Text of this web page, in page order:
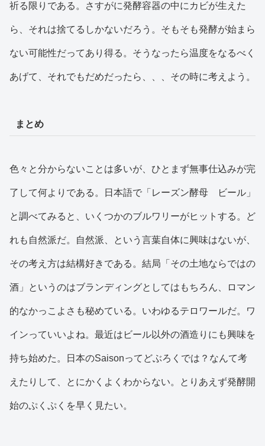
祈る限りである。さすがに発酵容器の中にカビが生えた
ら、それは捨てるしかないだろう。そもそも発酵が始まら
ない可能性だってあり得る。そうなったら温度をなるべく
あげて、それでもだめだったら、、、その時に考えよう。
まとめ
色々と分からないことは多いが、ひとまず無事仕込みが完
了して何よりである。日本語で「レーズン酵母 ビール」
と調べてみると、いくつかのブルワリーがヒットする。ど
れも自然派だ。自然派、という言葉自体に興味はないが、
その考え方は結構好きである。結局「その土地ならではの
酒」というのはブランディングとしてはもちろん、ロマン
的なかっこよさも秘めている。いわゆるテロワールだ。ワ
インっていいよね。最近はビール以外の酒造りにも興味を
持ち始めた。日本のSaisonってどぶろくでは？なんて考
えたりして、とにかくよくわからない。とりあえず発酵開
始のぷくぷくを早く見たい。